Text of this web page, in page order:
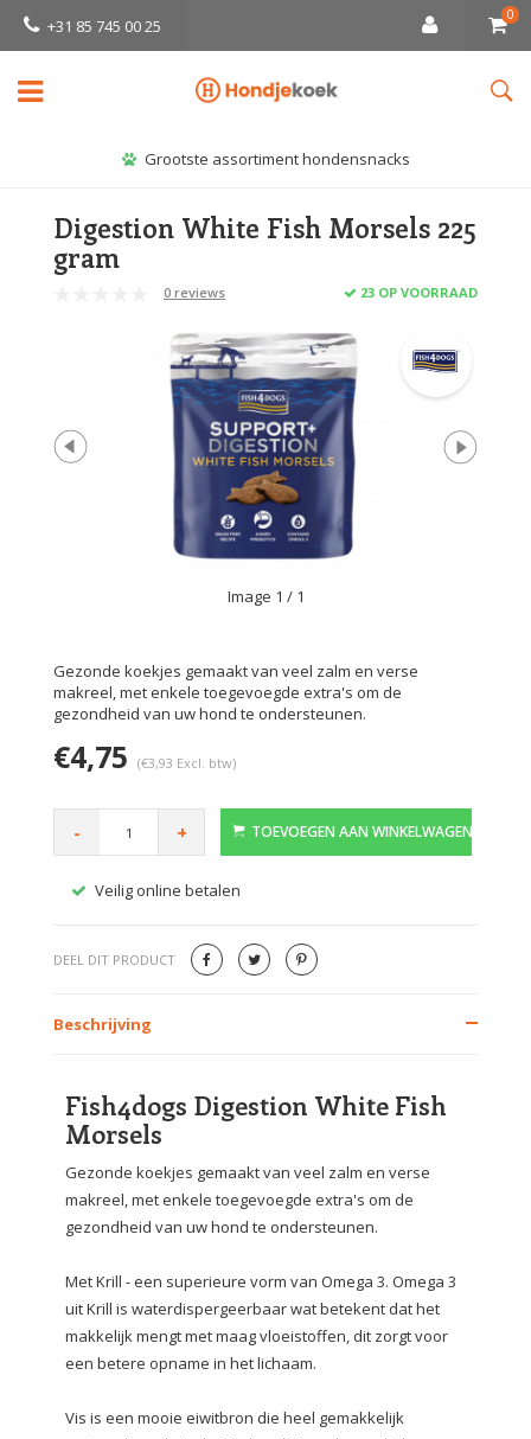
+31 85 745 00 25
0
Grootste assortiment hondensnacks
Digestion White Fish Morsels 225
gram
0 reviews 23 OP VOORRAAD
Image 1 / 1
Gezonde koekjes gemaakt van veel zalm en verse
makreel, met enkele toegevoegde extra's om de
gezondheid van uw hond te ondersteunen.
€4,75 (€3,93 Excl. btw)
- + TOEVOEGEN AAN WINKELWAGEN
Veilig online betalen
DEEL DIT PRODUCT
Beschrijving
Fish4dogs Digestion White Fish
Morsels
Gezonde koekjes gemaakt van veel zalm en verse
makreel, met enkele toegevoegde extra's om de
gezondheid van uw hond te ondersteunen.
Met Krill - een superieure vorm van Omega 3. Omega 3
uit Krill is waterdispergeerbaar wat betekent dat het
makkelijk mengt met maag vloeistoffen, dit zorgt voor
een betere opname in het lichaam.
Vis is een mooie eiwitbron die heel gemakkelijk